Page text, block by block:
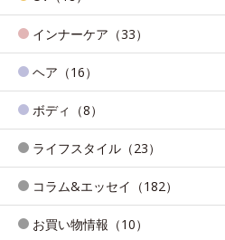
インナーケア（33）
ヘア（16）
ボディ（8）
ライフスタイル（23）
コラム&エッセイ（182）
お買い物情報（10）